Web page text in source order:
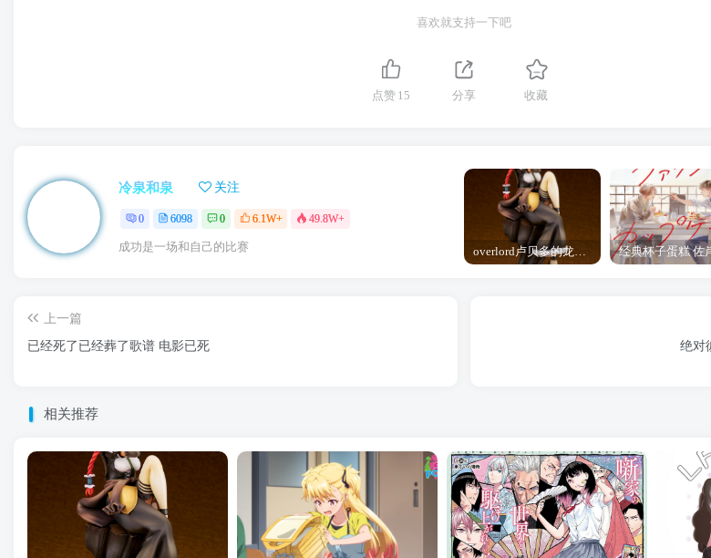
喜欢就支持一下吧
点赞 15 分享 收藏
冷泉和泉 关注
0 6098 0 6.1W+ 49.8W+
成功是一场和自己的比赛 overlord卢贝多的龙王谁厉害 「Overlord」露普斯蕾琪娜·贝塔手办开订
上一篇
已经死了已经葬了歌谱 电影已死
绝对
相关推荐